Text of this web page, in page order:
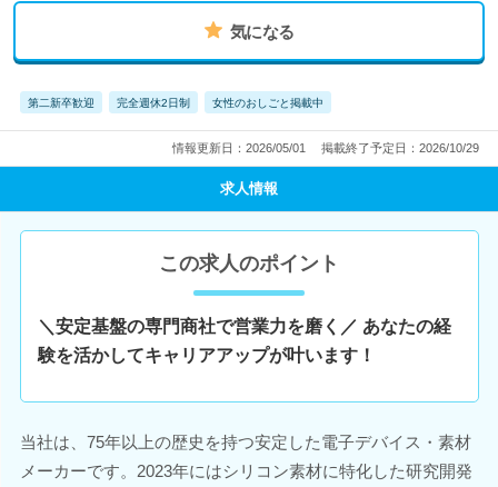
気になる
第二新卒歓迎 完全週休2日制 女性のおしごと掲載中
情報更新日：2026/05/01 掲載終了予定日：2026/10/29
求人情報
この求人のポイント
＼安定基盤の専門商社で営業力を磨く／ あなたの経
験を活かしてキャリアアップが叶います！
当社は、75年以上の歴史を持つ安定した電子デバイス・素材
メーカーです。2023年にはシリコン素材に特化した研究開発